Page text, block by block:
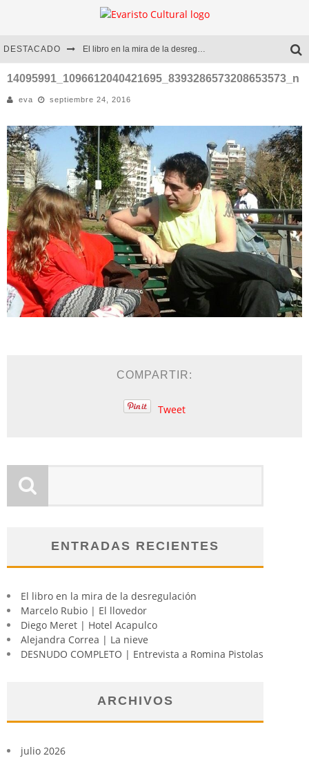
DESTACADO El libro en la mira de la desregulación
Marcelo Rubio | El llovedor
Diego Meret | Hotel Acapulco
Alejandra Correa | La nieve
14095991_1096612040421695_8393286573208653573_n
eva septiembre 24, 2016
COMPARTIR:
Tweet
ENTRADAS RECIENTES
El libro en la mira de la desregulación
Marcelo Rubio | El llovedor
Diego Meret | Hotel Acapulco
Alejandra Correa | La nieve
DESNUDO COMPLETO | Entrevista a Romina Pistolas
ARCHIVOS
julio 2026